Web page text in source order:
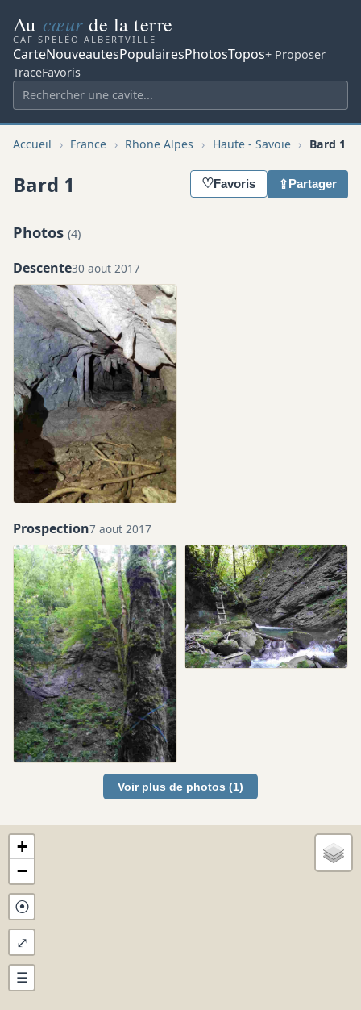
Au cœur de la terre
CAF SPELÉO ALBERTVILLE
CarteNouveautesPopulairesPhotosTopos+ Proposer
TraceFavoris
Accueil › France › Rhone Alpes › Haute - Savoie › Bard 1
Bard 1 ♡Favoris ⇪ Partager
Photos (4)
Descente30 aout 2017
Prospection7 aout 2017
Voir plus de photos (1)
+
−
⦿
⤢
☰